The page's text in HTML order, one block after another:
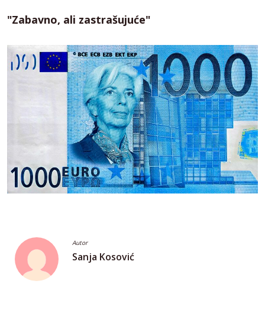
"Zabavno, ali zastrašujuće"
Autor
Sanja Kosović